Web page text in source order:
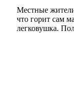
Местные
что горит сам
легковушка.